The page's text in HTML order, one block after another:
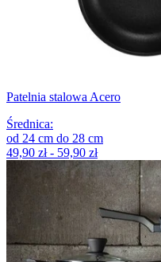
Patelnia stalowa Acero
Średnica:
od 24 cm do 28 cm
49,90 zł - 59,90 zł